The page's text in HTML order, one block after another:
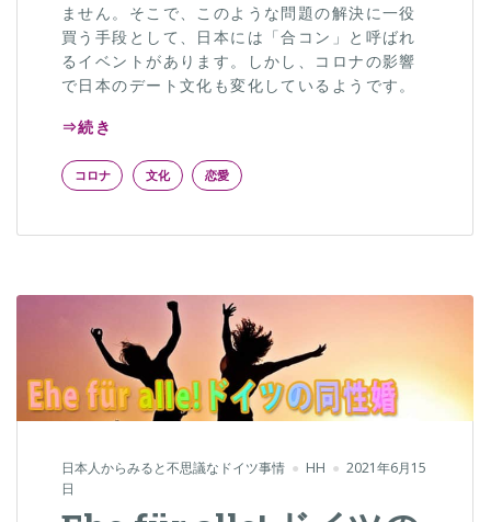
ません。そこで、このような問題の解決に一役
買う手段として、日本には「合コン」と呼ばれ
るイベントがあります。しかし、コロナの影響
で日本のデート文化も変化しているようです。
⇒続き
コロナ 文化 恋愛
日本人からみると不思議なドイツ事情 HH
2021年6月15
日